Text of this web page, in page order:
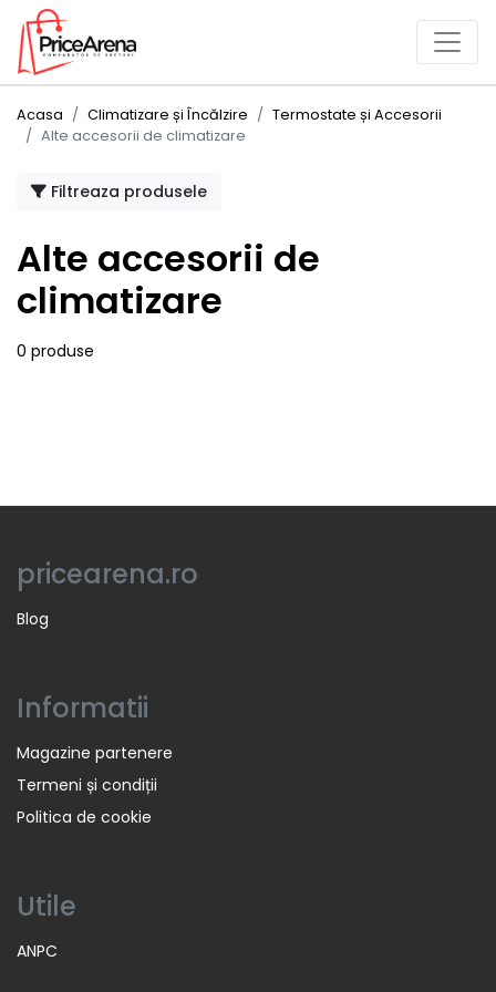
Acasa Climatizare și Încălzire
Termostate și Accesorii
Alte accesorii de climatizare
Filtreaza produsele
Alte accesorii de
climatizare
0 produse
pricearena.ro
Blog
Informatii
Magazine partenere
Termeni și condiții
Politica de cookie
Utile
ANPC